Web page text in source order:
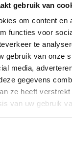
gebruik van
om content en
functies voor
te
gebruik van onze
media,
gegevens
ze heeft
van uw gebruik
de
0/10